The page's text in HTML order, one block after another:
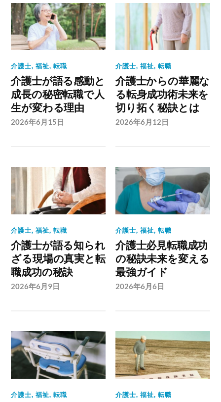
介護士,福祉,転職
介護士が語る感動と
成長の秘密転職で人
生が変わる理由
2026年6月15日
介護士,福祉,転職
介護士からの華麗な
る転身成功術未来を
切り拓く秘訣とは
2026年6月12日
介護士,福祉,転職
介護士が語る知られ
ざる現場の真実と転
職成功の秘訣
2026年6月9日
介護士,福祉,転職
介護士必見転職成功
の秘訣未来を変える
最強ガイド
2026年6月6日
介護士,福祉,転職 介護士,福祉,転職